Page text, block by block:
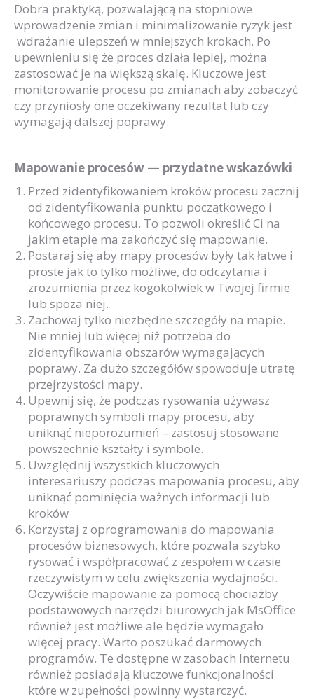
Dobra praktyką, pozwalającą na stopniowe
wprowadzenie zmian i minimalizowanie ryzyk jest
wdrażanie ulepszeń w mniejszych krokach. Po
upewnieniu się że proces działa lepiej, można
zastosować je na większą skalę. Kluczowe jest
monitorowanie procesu po zmianach aby zobaczyć
czy przyniosły one oczekiwany rezultat lub czy
wymagają dalszej poprawy.
Mapowanie procesów — przydatne wskazówki
Przed zidentyfikowaniem kroków procesu zacznij
od zidentyfikowania punktu początkowego i
końcowego procesu. To pozwoli określić Ci na
jakim etapie ma zakończyć się mapowanie.
Postaraj się aby mapy procesów były tak łatwe i
proste jak to tylko możliwe, do odczytania i
zrozumienia przez kogokolwiek w Twojej firmie
lub spoza niej.
Zachowaj tylko niezbędne szczegóły na mapie.
Nie mniej lub więcej niż potrzeba do
zidentyfikowania obszarów wymagających
poprawy. Za dużo szczegółów spowoduje utratę
przejrzystości mapy.
Upewnij się, że podczas rysowania używasz
poprawnych symboli mapy procesu, aby
uniknąć nieporozumień – zastosuj stosowane
powszechnie kształty i symbole.
Uwzględnij wszystkich kluczowych
interesariuszy podczas mapowania procesu, aby
uniknąć pominięcia ważnych informacji lub
kroków
Korzystaj z oprogramowania do mapowania
procesów biznesowych, które pozwala szybko
rysować i współpracować z zespołem w czasie
rzeczywistym w celu zwiększenia wydajności.
Oczywiście mapowanie za pomocą chociażby
podstawowych narzędzi biurowych jak MsOffice
również jest możliwe ale będzie wymagało
więcej pracy. Warto poszukać darmowych
programów. Te dostępne w zasobach Internetu
również posiadają kluczowe funkcjonalności
które w zupełności powinny wystarczyć.